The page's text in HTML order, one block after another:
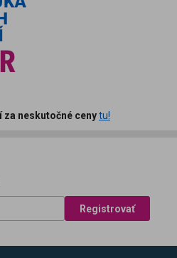
neskutočné cenytu!
Registrovať